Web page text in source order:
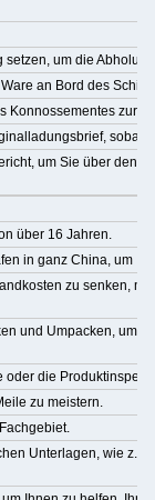
um die
an Bord des
Konnossementes zur
um Sie über den
über 16 Jahren.
in ganz China, um
zu senken,
und Umpacken, um
die
zu meistern.
Unterlagen, wie z.